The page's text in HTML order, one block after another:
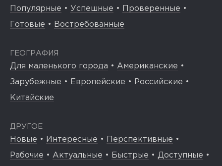
Популярные • Успешные • Проверенные •
Готовые • Востребованные
ГЕОГРАФИЯ
Для маленького города • Американские •
Зарубежные • Европейские • Российские •
Китайские
ДРУГОЕ
Новые • Интересные • Перспективные •
Рабочие • Актуальные • Быстрые • Доступные •